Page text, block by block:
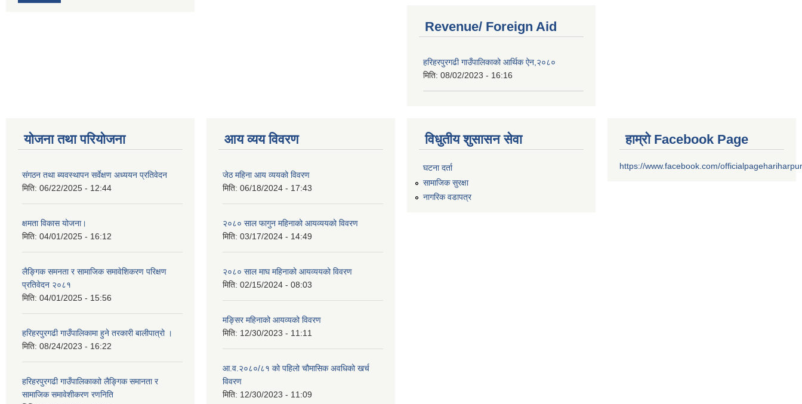
Revenue/ Foreign Aid
हरिहरपुरगढी गाउँपालिकाको आर्थिक ऐन,२०८०
मिति: 08/02/2023 - 16:16
योजना तथा परियोजना
संगठन तथा ब्यवस्थापन सर्वेक्षण अध्ययन प्रतिवेदन
मिति: 06/22/2025 - 12:44
क्षमता विकास योजना।
मिति: 04/01/2025 - 16:12
लैङ्गिक समनता र सामाजिक समावेशिकरण परिक्षण
प्रतिवेदन २०८१
मिति: 04/01/2025 - 15:56
हरिहरपुरगढी गाउँपालिकामा हुने तरकारी बालीपात्रो ।
मिति: 08/24/2023 - 16:22
हरिहरपुरगढी गाउँपालिकाकाो लैङ्गिक समानता र
सामाजिक समावेशीकरण रणनिति
आय व्यय विवरण
जेठ महिना आय व्ययको विवरण
मिति: 06/18/2024 - 17:43
२०८० साल फागुन महिनाको आयव्ययको विवरण
मिति: 03/17/2024 - 14:49
२०८० साल माघ महिनाको आयव्ययको विवरण
मिति: 02/15/2024 - 08:03
मङ्सिर महिनाको आयव्यको विवरण
मिति: 12/30/2023 - 11:11
आ.व.२०८०/८१ को पहिलो चौमासिक अवधिको खर्च
विवरण
मिति: 12/30/2023 - 11:09
विधुतीय शुसासन सेवा
घटना दर्ता
सामाजिक सुरक्षा
नागरिक वडापत्र
हाम्रो Facebook Page
https://www.facebook.com/